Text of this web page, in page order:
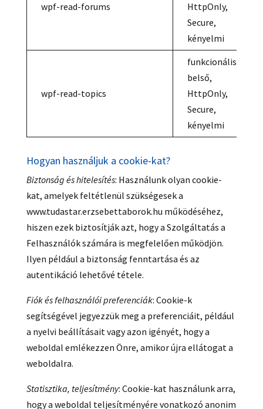
wpf-read-forums
HttpOnly,
Secure,
kényelmi
wpf-read-topics
funkcionális,
belső,
HttpOnly,
Secure,
kényelmi
Hogyan használjuk a cookie-kat?
Biztonság és hitelesítés: Használunk olyan cookie-
kat, amelyek feltétlenül szükségesek a
www.tudastar.erzsebettaborok.hu működéséhez,
hiszen ezek biztosítják azt, hogy a Szolgáltatás a
Felhasználók számára is megfelelően működjön.
Ilyen például a biztonság fenntartása és az
autentikáció lehetővé tétele.
Fiók és felhasználói preferenciák: Cookie-k
segítségével jegyezzük meg a preferenciáit, például
a nyelvi beállításait vagy azon igényét, hogy a
weboldal emlékezzen Önre, amikor újra ellátogat a
weboldalra.
Statisztika, teljesítmény: Cookie-kat használunk arra,
hogy a weboldal teljesítményére vonatkozó anonim